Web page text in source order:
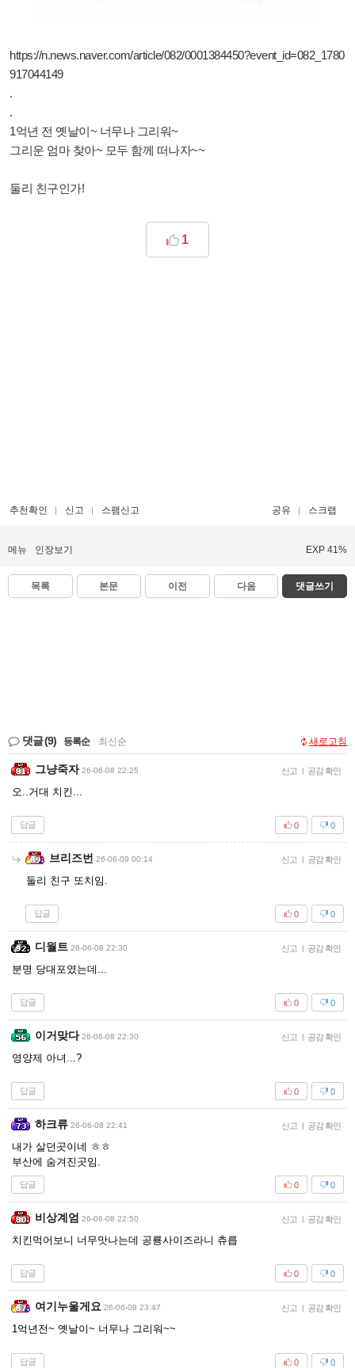
https://n.news.naver.com/article/082/0001384450?event_id=082_1780
917044149
.
.
1억년 전 옛날이~ 너무나 그리워~
그리운 엄마 찾아~ 모두 함께 떠나자~~
둘리 친구인가!
1
추천확인 신고 스팸신고 공유 스크랩
메뉴 인장보기 EXP 41%
목록 본문 이전 다음 댓글쓰기
댓글(9) 등록순 최신순 새로고침
그냥죽자 26-06-08 22:25 신고 | 공감 확인
오..거대 치킨...
답글 0
0
브리즈번 26-06-09 00:14 신고 | 공감 확인
둘리 친구 또치임.
답글 0
0
디월트 26-06-08 22:30 신고 | 공감 확인
분명 당대포였는데...
답글 0
0
이거맞다 26-06-08 22:30 신고 | 공감 확인
영양제 아녀...?
답글 0
0
하크류 26-06-08 22:41 신고 | 공감 확인
내가 살던곳이네 ㅎㅎ
부산에 숨겨진곳임.
답글 0
0
비상계엄 26-06-08 22:50 신고 | 공감 확인
치킨먹어보니 너무맛나는데 공룡사이즈라니 츄릅
답글 0
0
여기누울게요 26-06-08 23:47 신고 | 공감 확인
1억년전~ 옛날이~ 너무나 그리워~~
답글 0
0